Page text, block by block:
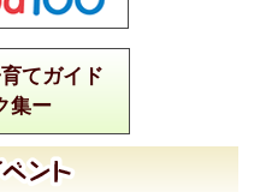
てガイド
集ー